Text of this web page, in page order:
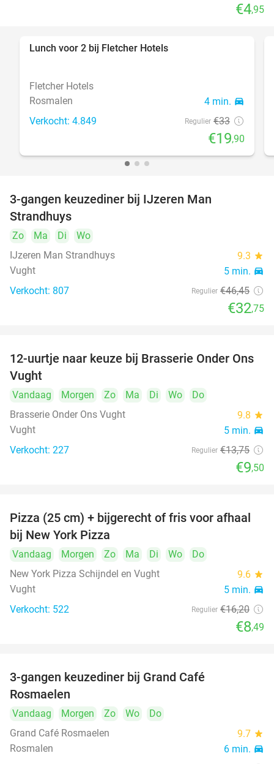
€4,95
Lunch voor 2 bij Fletcher Hotels
Fletcher Hotels
Rosmalen
4 min. directions_car
Verkocht: 4.849 Regulier €33
€19,90
3-gangen keuzediner bij IJzeren Man
Strandhuys
Zo Ma Di
Wo
IJzeren Man Strandhuys
9.3 star
Vught 5 min. directions_car
Verkocht: 807 Regulier €46,45
€32,75
31%
12-uurtje naar keuze bij Brasserie Onder Ons
Vught
Vandaag Morgen Zo Ma Di Wo
Do
Brasserie Onder Ons Vught
9.8 star
Vught 5 min. directions_car
Verkocht: 227 Regulier €13,75
€9,50
48%
Pizza (25 cm) + bijgerecht of fris voor afhaal
bij New York Pizza
Vandaag Morgen Zo Ma Di Wo
Do
New York Pizza Schijndel en Vught
9.6 star
Vught 5 min. directions_car
Verkocht: 522 Regulier €16,20
€8,49
3-gangen keuzediner bij Grand Café
Rosmaelen
Vandaag Morgen Zo Wo
Do
Grand Café Rosmaelen
9.7 star
Rosmalen 6 min. directions_car